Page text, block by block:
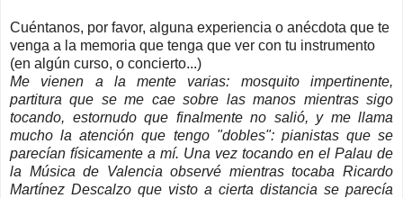
Cuéntanos, por favor, alguna experiencia o anécdota que te
venga a la memoria que tenga que ver con tu instrumento
(en algún curso, o concierto...)
Me vienen a la mente varias: mosquito impertinente,
partitura que se me cae sobre las manos mientras sigo
tocando, estornudo que finalmente no salió, y me llama
mucho la atención que tengo "dobles": pianistas que se
parecían físicamente a mí. Una vez tocando en el Palau de
la Música de Valencia observé mientras tocaba Ricardo
Martínez Descalzo que visto a cierta distancia se parecía